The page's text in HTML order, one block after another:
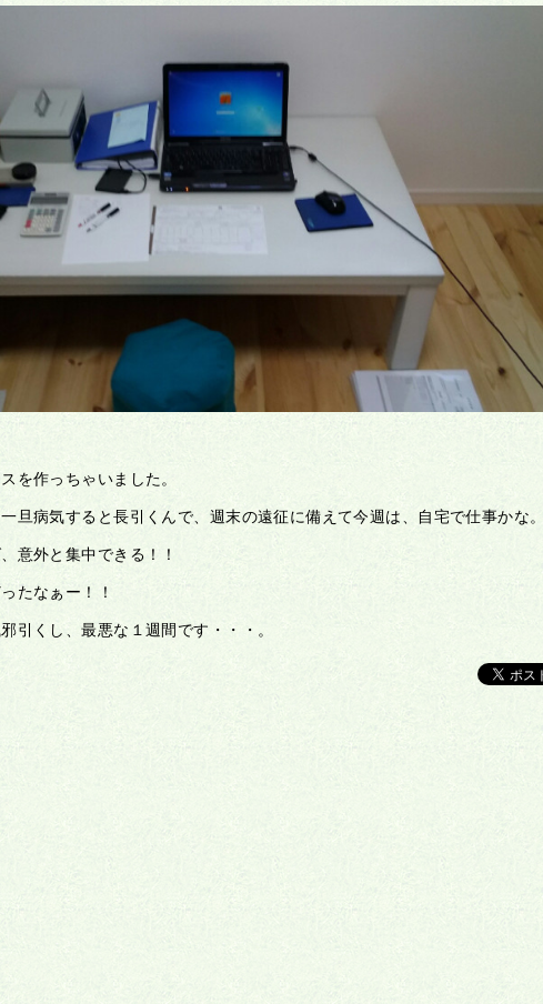
を作っちゃいました。
旦病気すると長引くんで、週末の遠征に備えて今週は、自宅で仕事かな。
意外と集中できる！！
たなぁー！！
引くし、最悪な１週間です・・・。